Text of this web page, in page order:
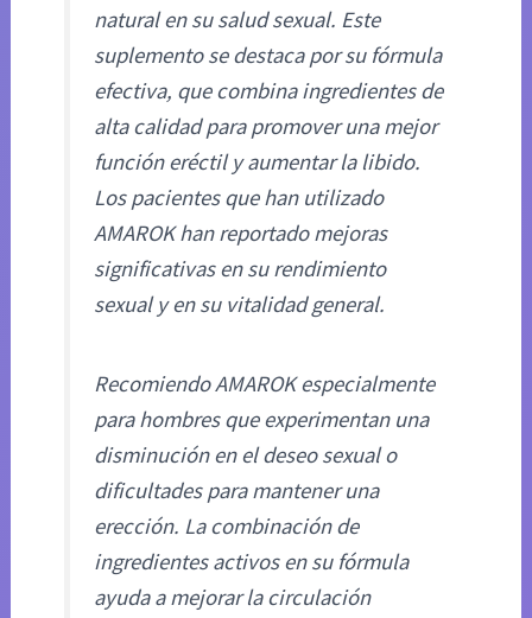
natural en su salud sexual. Este
suplemento se destaca por su fórmula
efectiva, que combina ingredientes de
alta calidad para promover una mejor
función eréctil y aumentar la libido.
Los pacientes que han utilizado
AMAROK han reportado mejoras
significativas en su rendimiento
sexual y en su vitalidad general.
Recomiendo AMAROK especialmente
para hombres que experimentan una
disminución en el deseo sexual o
dificultades para mantener una
erección. La combinación de
ingredientes activos en su fórmula
ayuda a mejorar la circulación